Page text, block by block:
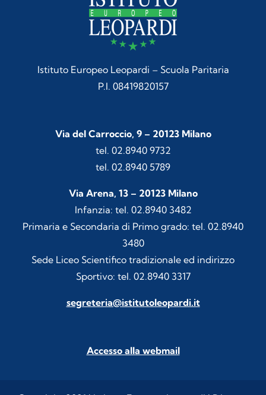
Istituto Europeo Leopardi – Scuola Paritaria
P.I. 08419820157
Via del Carroccio, 9 – 20123 Milano
tel. 02.8940 9732
tel. 02.8940 5789
Via Arena, 13 – 20123 Milano
Infanzia: tel. 02.8940 3482
Primaria e Secondaria di Primo grado: tel. 02.8940
3480
Sede Liceo Scientifico tradizionale ed indirizzo
Sportivo: tel. 02.8940 3317
segreteria@istitutoleopardi.it
Accesso alla webmail